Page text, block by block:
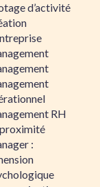
d’activité
RH
: